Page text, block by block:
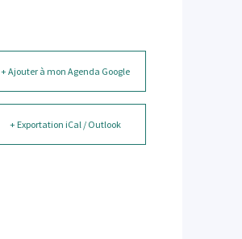
+ Ajouter à mon Agenda Google
+ Exportation iCal / Outlook